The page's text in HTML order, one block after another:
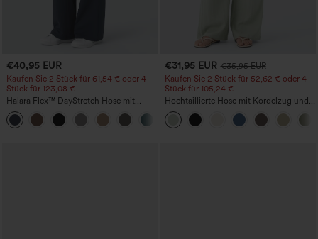
€40,95 EUR
Kaufen Sie 2 Stück für 61,54 € oder 4
Stück für 123,08 €.
Halara Flex™ DayStretch Hose mit
mittlerer Bundhöhe, seitlicher
Reißverschlusstasche und
Work‑Flare‑Schnitt
€31,95 EUR €35,95 EUR
Kaufen Sie 2 Stück für 52,62 € oder 4
Stück für 105,24 €.
Hochtaillierte Hose mit Kordelzug und
Taschen, weitem Bein, lässig und locker
in Leinenoptik